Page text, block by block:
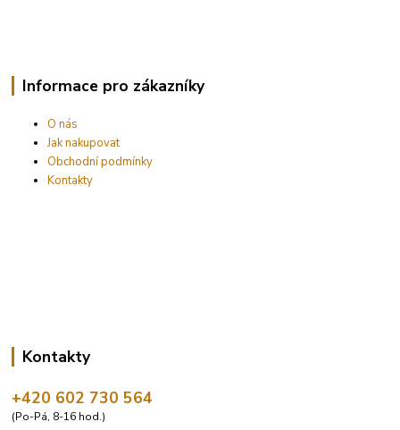
Informace pro zákazníky
O nás
Jak nakupovat
Obchodní podmínky
Kontakty
Kontakty
+420 602 730 564
(Po-Pá, 8-16 hod.)